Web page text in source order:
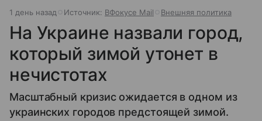
1 день назад Источник: ВФокусе Mail Внешняя политика
На Украине назвали город,
который зимой утонет в
нечистотах
Масштабный кризис ожидается в одном из
украинских городов предстоящей зимой.